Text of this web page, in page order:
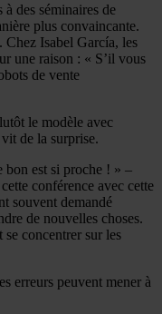
des séminaires de
plus convaincante.
Chez Isabel García, les
une raison : « S’il vous
de vente
le modèle avec
de la surprise.
bon est si proche ! » –
conférence avec cette
souvent demandé
de nouvelles choses.
concentrer sur les
erreurs peuvent mener à